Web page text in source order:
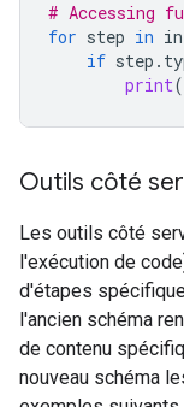
# Accessing
for step in
if step .
print(
Outils côté
Les outils côté
l'exécution de
d'étapes
l'ancien schéma
de contenu
nouveau schéma